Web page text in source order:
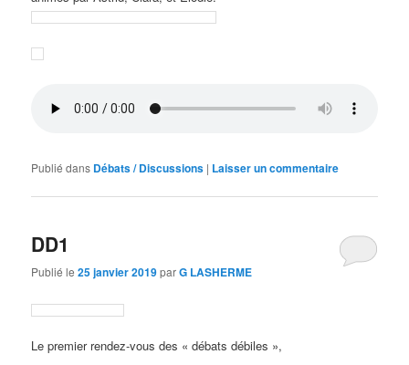
Publié dans Débats / Discussions | Laisser un commentaire
DD1
Publié le25 janvier 2019parG LASHERME
Le premier rendez-vous des « débats débiles »,